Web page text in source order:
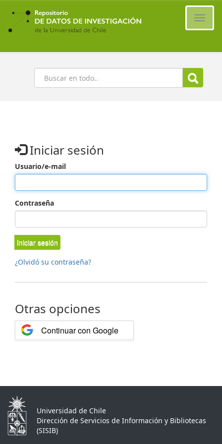
Ir
contenido
principal
Buscar
Iniciar sesión
Usuario/e-mail
Contraseña
Iniciar sesión
¿Olvidó su contraseña?
Otras opciones
Continuar con Google
Universidad de Chile
Dirección de Servicios de Información y Bibliotecas
(SISIB)